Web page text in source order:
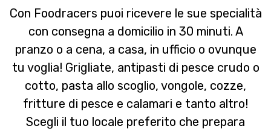
Con Foodracers puoi ricevere le sue specialità
con consegna a domicilio in 30 minuti. A
pranzo o a cena, a casa, in ufficio o ovunque
tu voglia! Grigliate, antipasti di pesce crudo o
cotto, pasta allo scoglio, vongole, cozze,
fritture di pesce e calamari e tanto altro!
Scegli il tuo locale preferito che prepara